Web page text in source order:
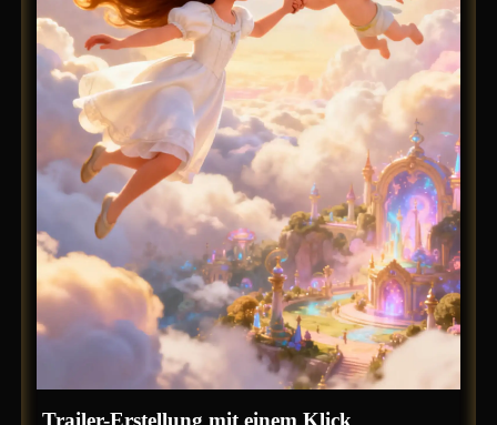
Trailer-Erstellung mit einem Klick